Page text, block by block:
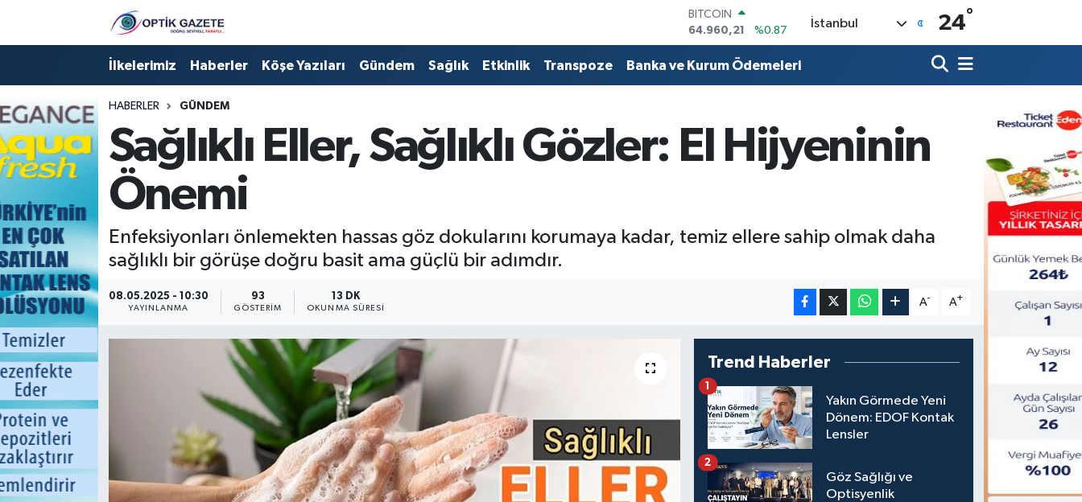
DOLAR
47,7436
%0.18
EURO
55,2510
%0.32
6660.55
%0.03
BİST100
13.779
%-14
İstanbul 24°
İlkelerimiz Haberler Köşe Yazıları Gündem Sağlık Etkinlik Transpoze Banka ve Kurum Ödemeleri
HABERLER GÜNDEM
Sağlıklı Eller, Sağlıklı Gözler: El Hijyeninin
Önemi
Enfeksiyonları önlemekten hassas göz dokularını korumaya kadar, temiz ellere sahip olmak daha
sağlıklı bir görüşe doğru basit ama güçlü bir adımdır.
08.05.2025 - 10:30
YAYINLANMA
93
GÖSTERIM
13 DK
OKUNMA SÜRESI
A- A+
Trend Haberler
Yakın Görmede Yeni
Dönem: EDOF Kontak
Lensler
1
Göz Sağlığı ve
Optisyenlik
2
Nöbetçi Eczaneler
Hava Durumu
İstanbul Namaz Vakitleri
Trafik Durumu
Süper Lig Puan Durumu ve Fikstür
Tüm Manşetler
Son Dakika Haberleri
Haber Arşivi